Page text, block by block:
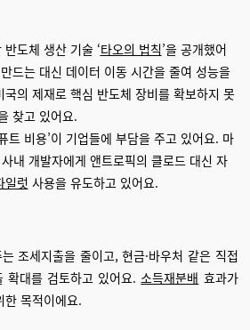
도체 생산 기술 ‘타오의 법칙’을 공개했어
드는 대신 데이터 이동 시간을 줄여 성능을
의 제재로 핵심 반도체 장비를 확보하지 못
찾고 있어요.
트 비용’이 기업들에 부담을 주고 있어요. 마
내 개발자에게 앤트로픽의 클로드 대신 자
일럿 사용을 유도하고 있어요.
조세지출을 줄이고, 현금·바우처 같은 직접
확대를 검토하고 있어요. 소득재분배 효과가
한 목적이에요.